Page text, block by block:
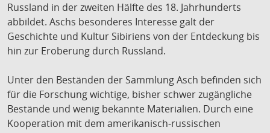
Russland in der zweiten Hälfte des 18. Jahrhunderts
abbildet. Aschs besonderes Interesse galt der
Geschichte und Kultur Sibiriens von der Entdeckung bis
hin zur Eroberung durch Russland.
Unter den Beständen der Sammlung Asch befinden sich
für die Forschung wichtige, bisher schwer zugängliche
Bestände und wenig bekannte Materialien. Durch eine
Kooperation mit dem amerikanisch-russischen